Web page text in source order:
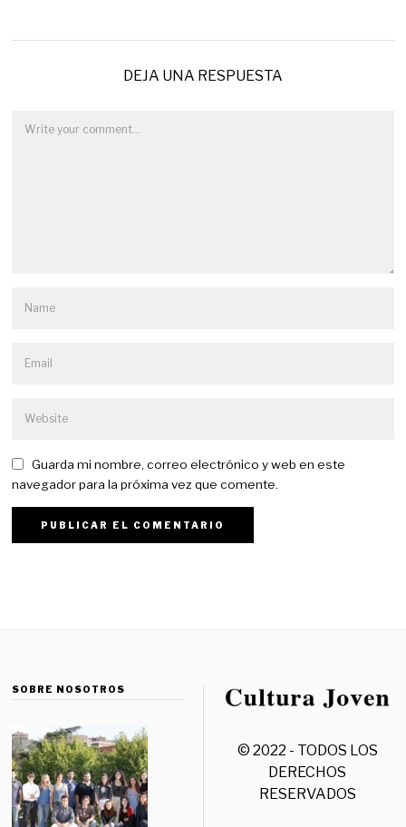
DEJA UNA RESPUESTA
Guarda mi nombre, correo electrónico y web en este
navegador para la próxima vez que comente.
SOBRE NOSOTROS
© 2022 - TODOS LOS
DERECHOS
RESERVADOS